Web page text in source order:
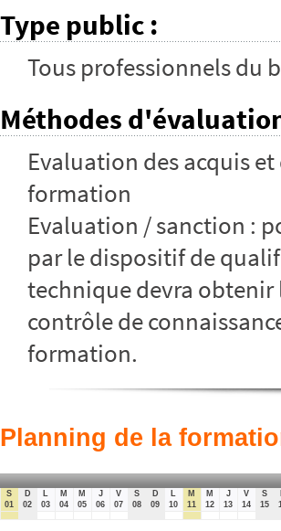
Type public :
Tous professionnels du
Méthodes
Evaluation des acquis
formation
Evaluation / sanction :
par le dispositif de
technique devra obtenir
contrôle de
formation.
Planning de la
S
01
D
02
03
M
04
M
05
J
06
V
07
S
08
D
09
10
M
11
M
12
J
13
V
14
S
15